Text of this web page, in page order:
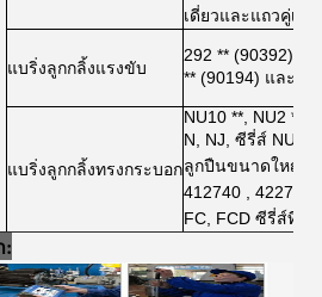
เดี่ยวและแถวคู่เช่
แบริ่งลูกกลิ้งแรงขับ
292 ** (90392),
** (90194) และ
แบริ่งลูกกลิ้งทรงกระบอก
NU10 **, NU2 **,
N, NJ, ซีรี่ส์ NUP
ลูกปืนขนาดใหญ่แ
412740 ,
FC, FCD ซีรี่ส์ที่ใ
: